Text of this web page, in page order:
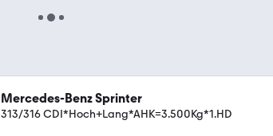
Mercedes-Benz Sprinter
313/316 CDI*Hoch+Lang*AHK=3.500Kg*1.HD